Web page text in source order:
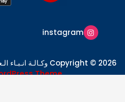
instagram
Copyright © 2026 وكـالـة انـبـاء الـعـراقـيـة | Powered by
Theme